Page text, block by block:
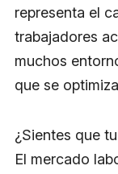
representa el
trabajadores
muchos
que se
¿Sientes que
El mercado